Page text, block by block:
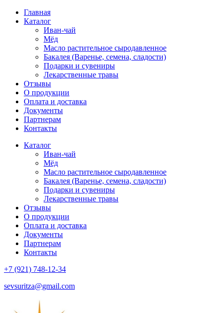
Главная
Каталог
Иван-чай
Мёд
Масло растительное сыродавленное
Бакалея (Варенье, семена, сладости)
Подарки и сувениры
Лекарственные травы
Отзывы
О продукции
Оплата и доставка
Документы
Партнерам
Контакты
Каталог
Иван-чай
Мёд
Масло растительное сыродавленное
Бакалея (Варенье, семена, сладости)
Подарки и сувениры
Лекарственные травы
Отзывы
О продукции
Оплата и доставка
Документы
Партнерам
Контакты
+7 (921) 748-12-34
sevsuritza@gmail.com